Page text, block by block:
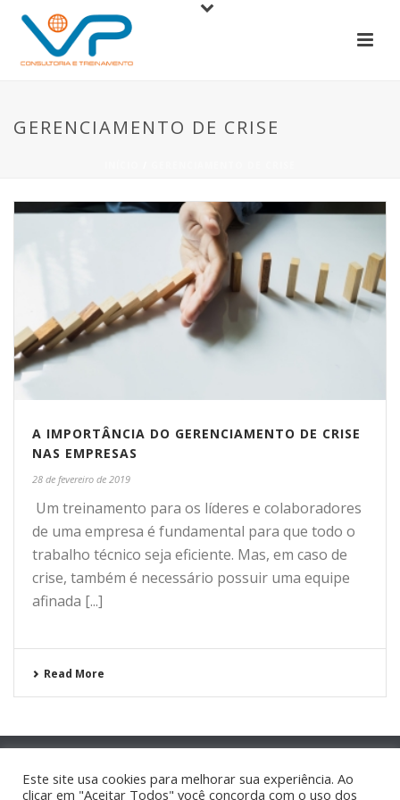
GERENCIAMENTO DE CRISE
A IMPORTÂNCIA DO GERENCIAMENTO DE CRISE
NAS EMPRESAS
28 de fevereiro de 2019
Um treinamento para os líderes e colaboradores
de uma empresa é fundamental para que todo o
trabalho técnico seja eficiente. Mas, em caso de
crise, também é necessário possuir uma equipe
afinada [...]
Read More
Este site usa cookies para melhorar sua experiência. Ao
clicar em "Aceitar Todos" você concorda com o uso dos